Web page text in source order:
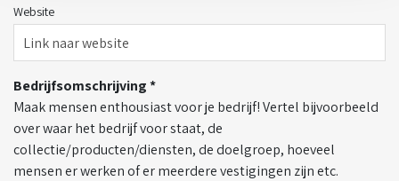
Website
Bedrijfsomschrijving *
Maak mensen enthousiast voor je bedrijf! Vertel bijvoorbeeld
over waar het bedrijf voor staat, de
collectie/producten/diensten, de doelgroep, hoeveel
mensen er werken of er meerdere vestigingen zijn etc.